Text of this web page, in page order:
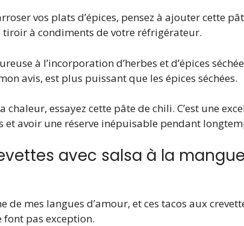
vos plats d’épices, pensez à ajouter cette
à condiments de votre réfrigérateur.
à l’incorporation d’herbes et d’épices
avis, est plus puissant que les épices séchées.
chaleur, essayez cette pâte de chili. C’est une
et avoir une réserve inépuisable pendant
avec salsa à la
de mes langues d’amour, et ces tacos aux
font pas exception.